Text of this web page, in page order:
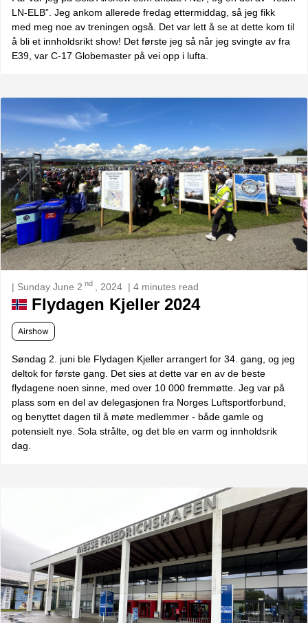
LN-ELB”. Jeg ankom allerede fredag ettermiddag, så jeg fikk
med meg noe av treningen også. Det var lett å se at dette kom til
å bli et innholdsrikt show! Det første jeg så når jeg svingte av fra
E39, var C-17 Globemaster på vei opp i lufta.
| Sunday June 2 nd , 2024 | 4 minutes read
Flydagen Kjeller 2024
Airshow
Søndag 2. juni ble Flydagen Kjeller arrangert for 34. gang, og jeg
deltok for første gang. Det sies at dette var en av de beste
flydagene noen sinne, med over 10 000 fremmøtte. Jeg var på
plass som en del av delegasjonen fra Norges Luftsportforbund,
og benyttet dagen til å møte medlemmer - både gamle og
potensielt nye. Sola strålte, og det ble en varm og innholdsrik
dag.